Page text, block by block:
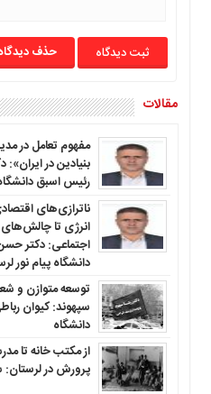
حذف
مقالات
مفهوم تعامل در
بنیادین در
رئیس اسبق
ناترازی‌های
انرژی تا
اجتماعی: دکتر
دانشگاه پیام نور
توسعه متوازن و
سپهوند: کیوان
دانشگاه
از مکتب خانه تا
پرورش در